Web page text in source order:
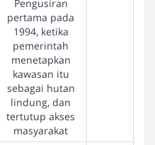
Pengusiran
pertama pada
1994, ketika
pemerintah
menetapkan
kawasan itu
sebagai hutan
lindung, dan
tertutup akses
masyarakat